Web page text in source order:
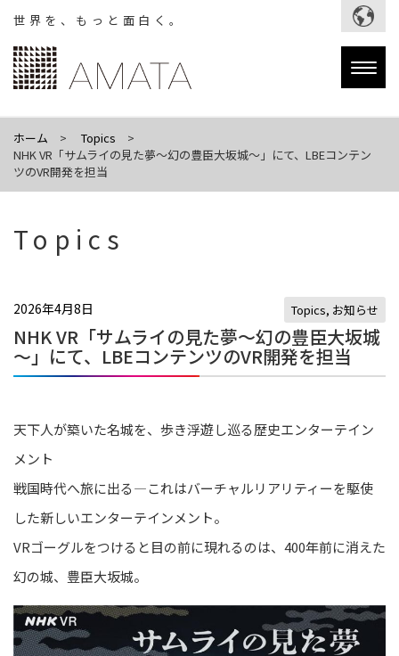
世界を、もっと面白く。
ホーム
Topics
NHK VR「サムライの見た夢～幻の豊臣大坂城～」にて、LBEコンテン
ツのVR開発を担当
Topics
2026年4月8日 Topics, お知らせ
NHK VR「サムライの見た夢～幻の豊臣大坂城
～」にて、LBEコンテンツのVR開発を担当
天下人が築いた名城を、歩き浮遊し巡る歴史エンターテイン
メント
戦国時代へ旅に出る—これはバーチャルリアリティーを駆使
した新しいエンターテインメント。
VRゴーグルをつけると目の前に現れるのは、400年前に消えた
幻の城、豊臣大坂城。